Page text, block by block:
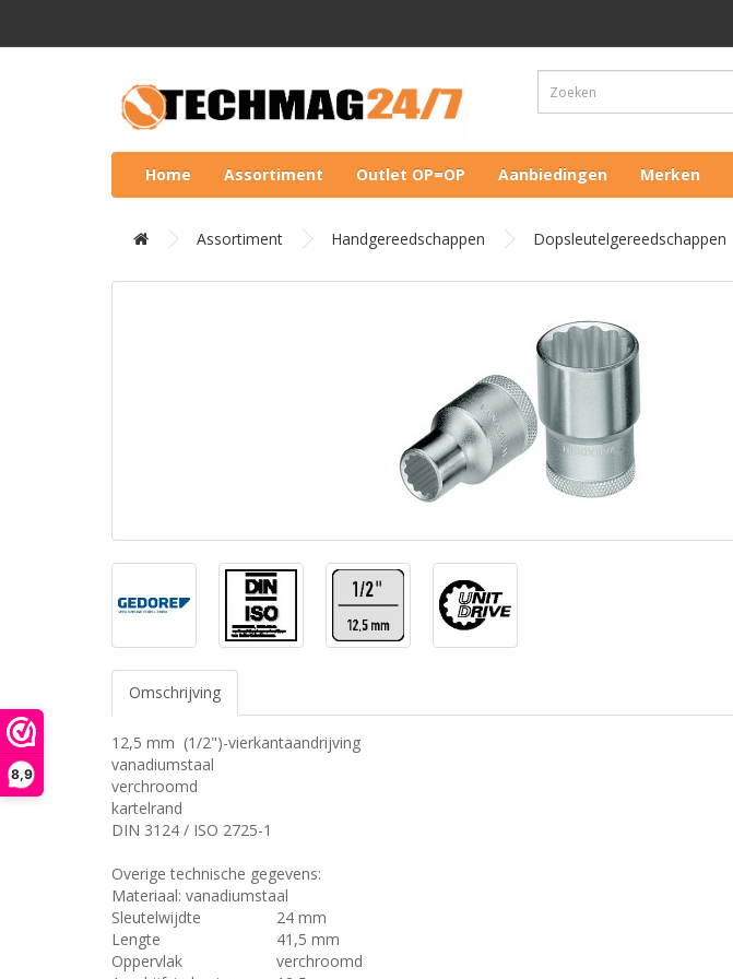
8,9
Home Assortiment Outlet OP=OP Aanbiedingen Merken
Assortiment Handgereedschappen Dopsleutelgereedschappen
Omschrijving
12,5 mm (1/2")-vierkantaandrijving
vanadiumstaal
verchroomd
kartelrand
DIN 3124 / ISO 2725-1
Overige technische gegevens:
Materiaal: vanadiumstaal
Sleutelwijdte
24 mm
Lengte
41,5 mm
Oppervlak
verchroomd